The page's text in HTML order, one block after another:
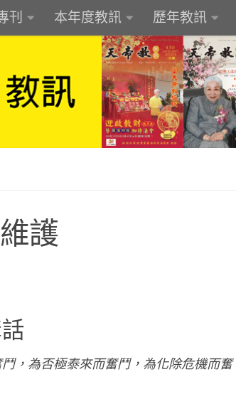
刊 本年度教訊 歷年教訊
護
為否極泰來而奮鬥，為化除危機而奮